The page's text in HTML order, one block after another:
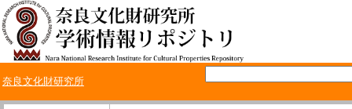
奈良文化財研究所